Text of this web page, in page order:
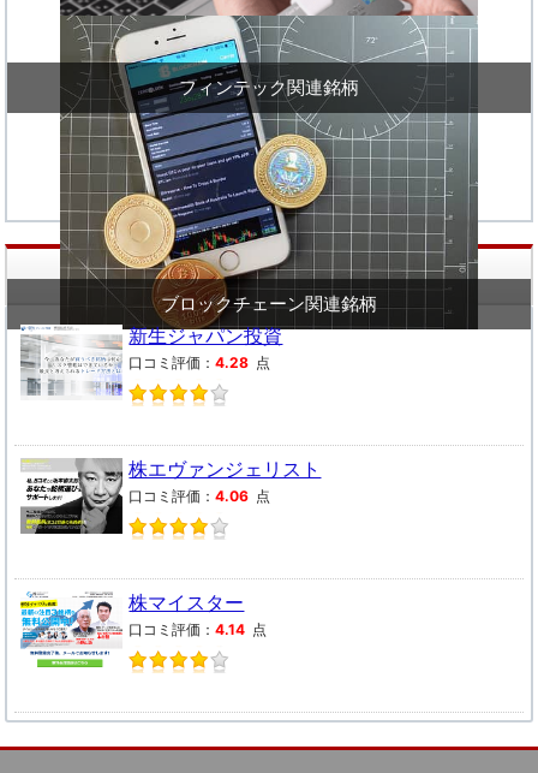
フィンテック関連銘柄
ブロックチェーン関連銘柄
口コミ評判で投資顧問を比較・検索
新生ジャパン投資
口コミ評価：4.28 点
株エヴァンジェリスト
口コミ評価：4.06 点
株マイスター
口コミ評価：4.14 点